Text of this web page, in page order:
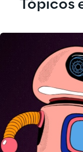
Tópicos